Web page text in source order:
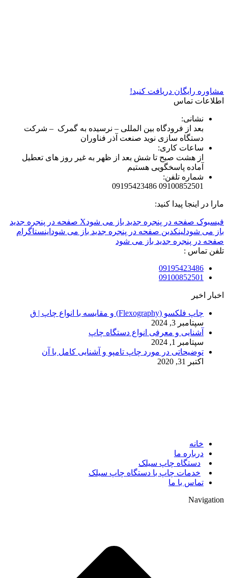
مشاوره رایگان دریافت کنید!
اطلاعات تماس
نشانی:
بعد از فرودگاه بین المللی – نرسیده به گمرک – شرکت
دستگاه سازی نوید صنعت آذر فناوران
ساعات کاری:
از هشت صبح تا شش بعد از ظهر به غیر روز های تعطیل
آماده پاسخگویی هستیم
شماره تلفن:
09100852501 09195423486
مارا در اینجا پیدا کنید:
فیسبوک صفحه در پنجره جدید باز می شود
X صفحه در پنجره جدید
باز می شودلینکدین صفحه در پنجره جدید باز می شود اینستاگرام
صفحه در پنجره جدید باز می شود
تلفن تماس :
09195423486
09100852501
اخبار اخیر
چاپ فلکسو (Flexography) و مقایسه با انواع چاپ | ق
سپتامبر 3, 2024
آشنایی و معرفی انواع دستگاه چاپ
سپتامبر 1, 2024
توضیحاتی در مورد چاپ تامپو و آشنایی کامل با آن
اکتبر 31, 2020
خانه
درباره ما
دستگاه چاپ سیلک
خدمات چاپ با دستگاه چاپ سیلک
تماس با ما
Navigation